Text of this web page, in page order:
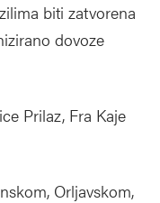
biti zatvorena
dovoze
Prilaz, Fra Kaje
Orljavskom,